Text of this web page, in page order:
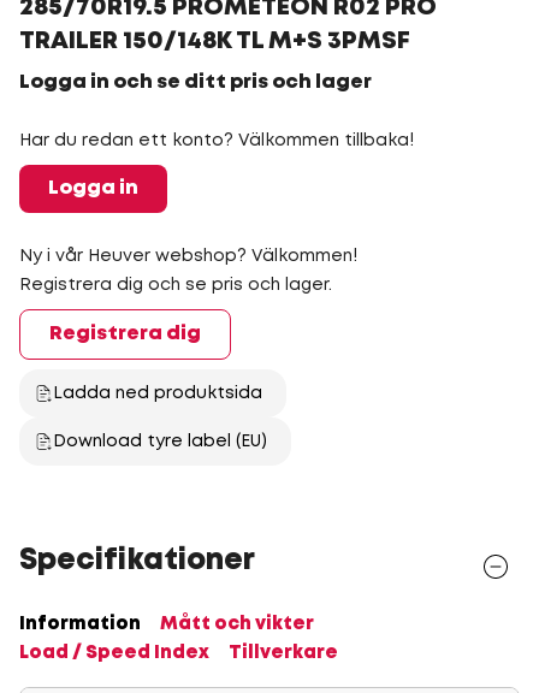
285/70R19.5 PROMETEON R02 PRO
TRAILER 150/148K TL M+S 3PMSF
Logga in och se ditt pris och lager
Har du redan ett konto? Välkommen tillbaka!
Logga in
Ny i vår Heuver webshop? Välkommen!
Registrera dig och se pris och lager.
Registrera dig
Ladda ned produktsida
Download tyre label (EU)
Specifikationer
Information
Mått och vikter
Load / Speed Index
Tillverkare